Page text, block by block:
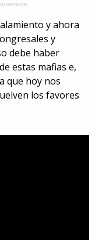
y ahora
y
debe haber
estas mafias e,
que hoy nos
los favores